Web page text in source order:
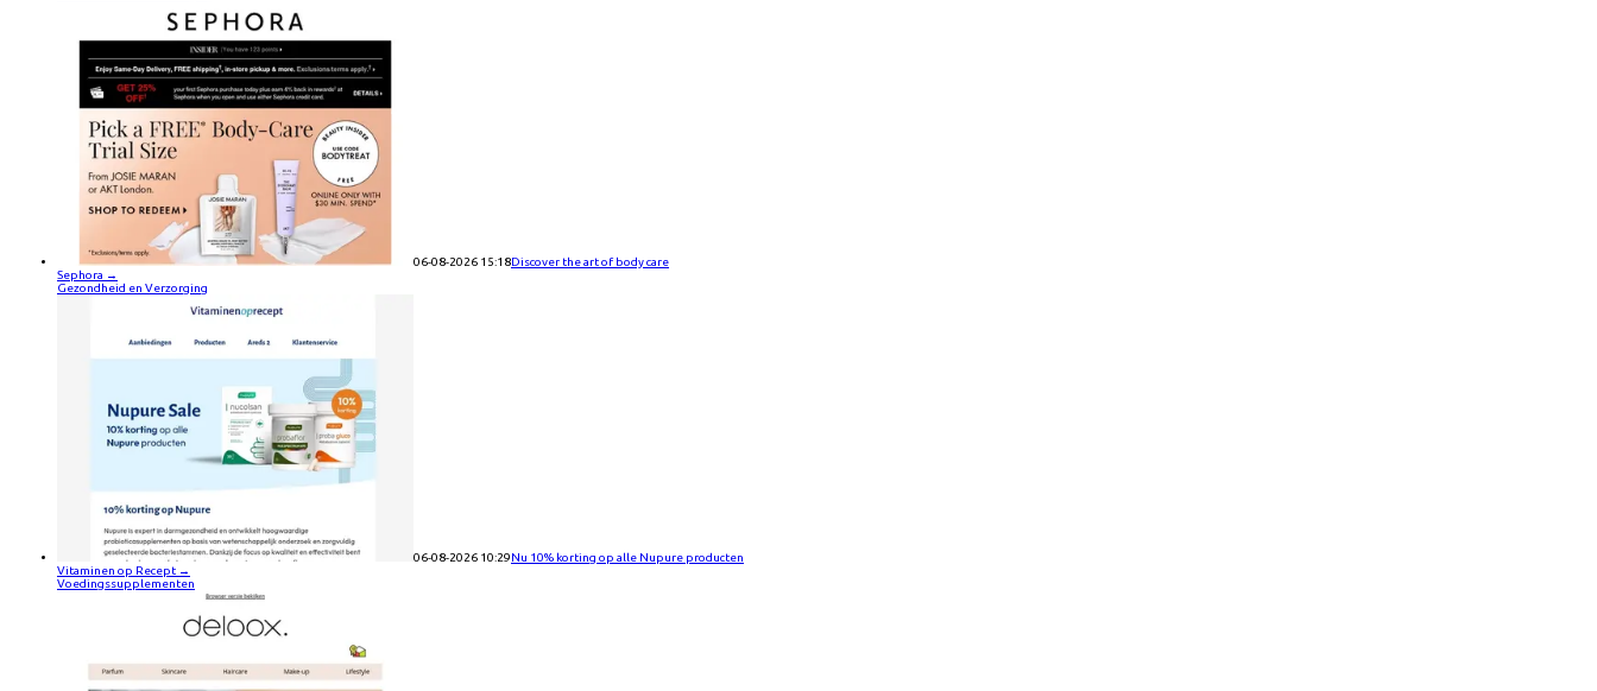
06-08-2026 15:18Discover the art of body care
Sephora →
Gezondheid en Verzorging
06-08-2026 10:29Nu 10% korting op alle Nupure producten
Vitaminen op Recept →
Voedingssupplementen